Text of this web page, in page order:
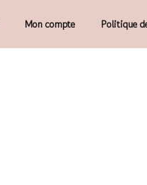
Mon compte Politique